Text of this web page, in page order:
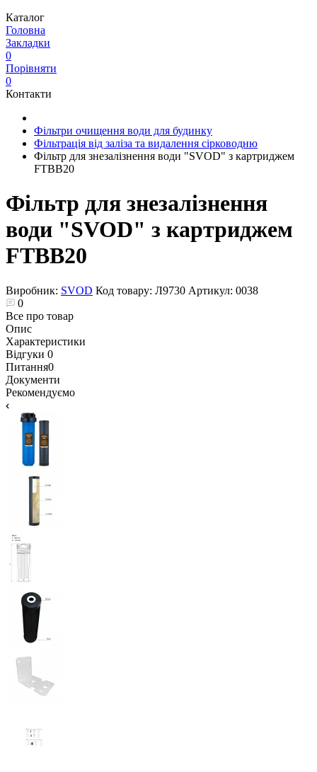
Каталог
Головна
Закладки
0
Порівняти
0
Контакти
Фільтри очищення води для будинку
Фільтрація від заліза та видалення сірководню
Фільтр для знезалізнення води "SVOD" з картриджем
FTBB20
Фільтр для знезалізнення
води "SVOD" з картриджем
FTBB20
Виробник: SVOD Код товару: Л9730 Артикул: 0038
0
Все про товар
Опис
Характеристики
Відгуки 0
Питання0
Документи
Рекомендуємо